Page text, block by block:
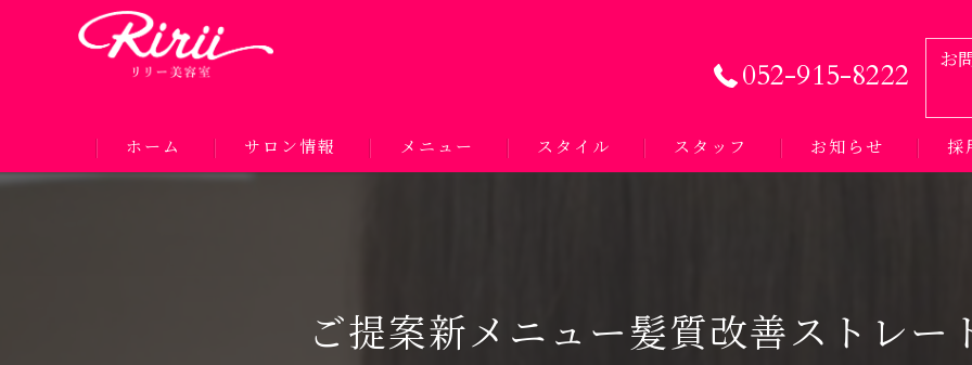
052-915-8222 お
ホーム サロン情報 メニュー スタイル スタッフ お知らせ 採
ご提案新メニュー髪質改善ストレー